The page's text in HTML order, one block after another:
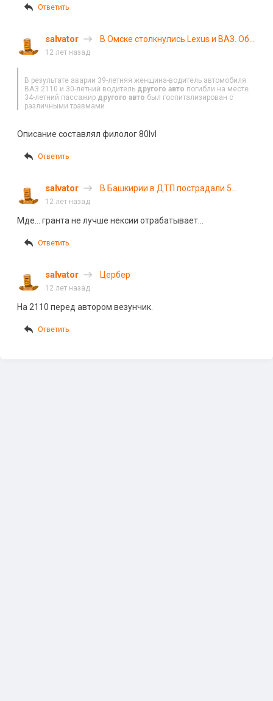
Ответить
salvator
В Омске столкнулись Lexus и ВАЗ. Оба
12 лет назад
В результате аварии 39-летняя женщина-водитель автомобиля
ВАЗ 2110 и 30-летний водитель другого авто погибли на месте.
34-летний пассажир другого авто был госпитализирован с
различными травмами
Описание составлял филолог 80lvl
Ответить
salvator
В Башкирии в ДТП пострадали 5
12 лет назад
Мде… гранта не лучше нексии отрабатывает…
Ответить
salvator Цербер
12 лет назад
На 2110 перед автором везунчик.
Ответить